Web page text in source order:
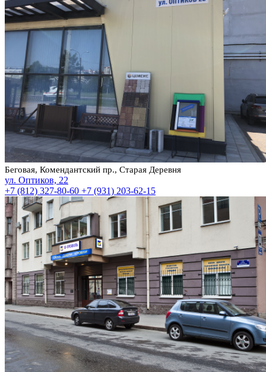
Беговая, Комендантский пр., Старая Деревня
ул. Оптиков, 22
+7 (812) 327-80-60 +7 (931) 203-62-15